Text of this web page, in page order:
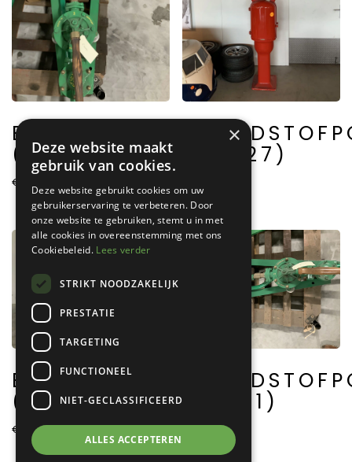
BRANDSTOFPOMP
(A0010)
€
(A0027)
BRANDSTOFPOMP
(A0007)
€ 65,00
(A0011)
€1.450,00
×
Deze website maakt
gebruik van cookies.
Deze website gebruikt cookies om uw
gebruikerservaring te verbeteren. Door
onze website te gebruiken, stemt u in met
alle cookies in overeenstemming met ons
Cookiebeleid. Lees verder
STRIKT NOODZAKELIJK
PRESTATIE
TARGETING
FUNCTIONEEL
NIET-GECLASSIFICEERD
ALLES ACCEPTEREN